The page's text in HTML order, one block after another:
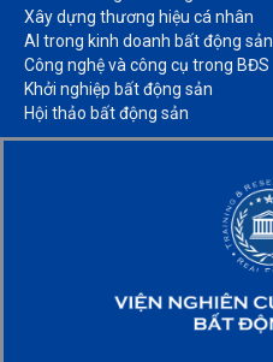
Xây dựng thương hiệu cá nhân​
AI trong kinh doanh bất động sản​
Công nghệ và công cụ trong BĐS​
Khởi nghiệp bất động sản​
Hội thảo bất động sản​